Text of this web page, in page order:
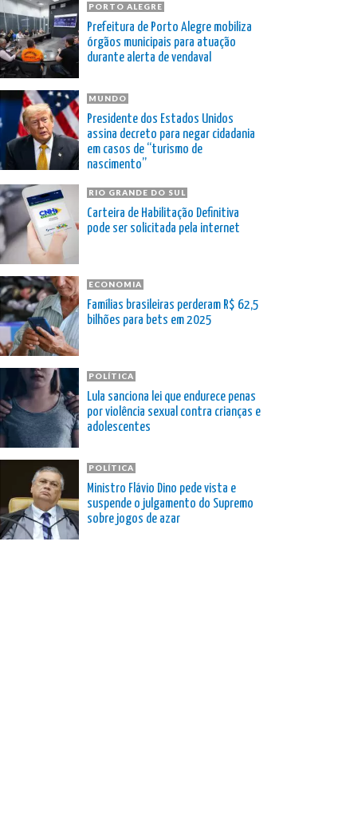
PORTO ALEGRE
Prefeitura de Porto Alegre mobiliza
órgãos municipais para atuação
durante alerta de vendaval
MUNDO
Presidente dos Estados Unidos
assina decreto para negar cidadania
em casos de “turismo de
nascimento”
RIO GRANDE DO SUL
Carteira de Habilitação Definitiva
pode ser solicitada pela internet
ECONOMIA
Famílias brasileiras perderam R$ 62,5
bilhões para bets em 2025
POLÍTICA
Lula sanciona lei que endurece penas
por violência sexual contra crianças e
adolescentes
POLÍTICA
Ministro Flávio Dino pede vista e
suspende o julgamento do Supremo
sobre jogos de azar